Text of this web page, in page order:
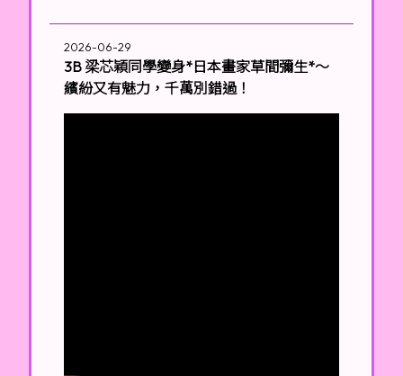
2026-06-29
3B 梁芯穎同學變身*日本畫家草間彌生*～
繽紛又有魅力，千萬別錯過！